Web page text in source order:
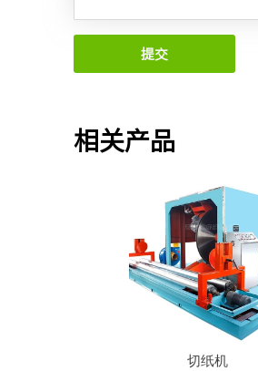
提交
相关产品
切纸机